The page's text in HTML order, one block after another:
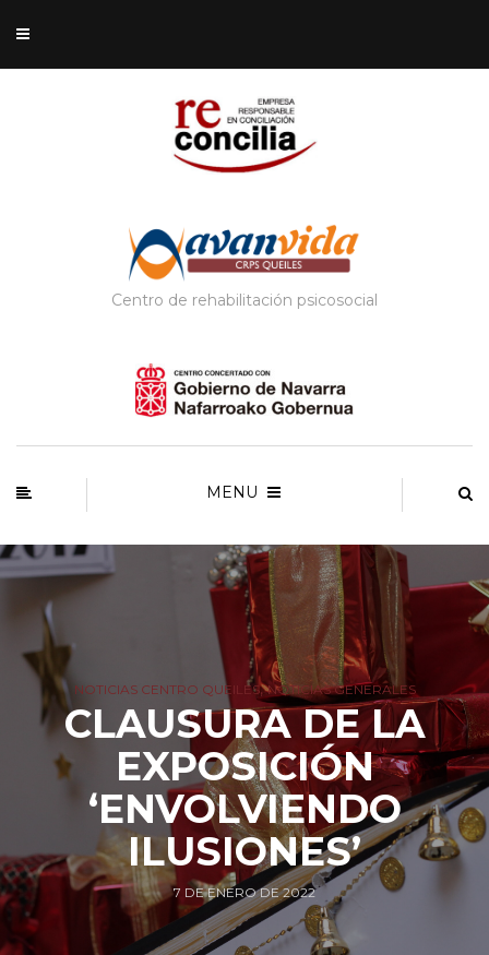
Centro de rehabilitación psicosocial
MENU
NOTICIAS CENTRO QUEILES,NOTICIAS GENERALES
CLAUSURA DE LA
EXPOSICIÓN
‘ENVOLVIENDO
ILUSIONES’
7 DE ENERO DE 2022